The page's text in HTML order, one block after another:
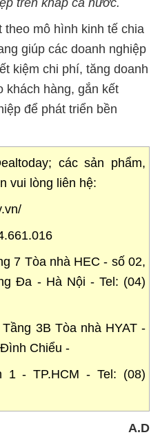
mô hình kinh tế chia
giúp các doanh nghiệp
kiệm chi phí, tăng doanh
khách hàng, gắn kết
để phát triển bền
các sản phẩm,
vui lòng liên hệ:
7 Tòa nhà HEC - số 02,
Đa - Hà Nội - Tel: (04)
3B Tòa nhà HYAT -
Chiểu -
1 - TP.HCM - Tel: (08)
A.D